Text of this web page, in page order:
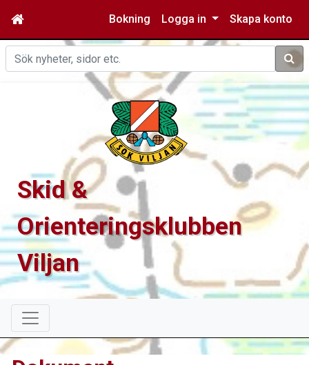
Bokning Logga in Skapa konto
Sök
Skid &
Orienteringsklubben
Viljan